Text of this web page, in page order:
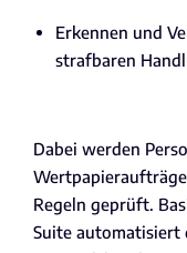
Erkennen und
strafbaren
Dabei werden
Regeln geprüft.
Suite automatisiert